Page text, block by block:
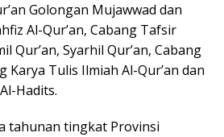
Golongan Mujawwad dan
Al-Qur’an, Cabang Tafsir
Qur’an, Syarhil Qur’an, Cabang
Karya Tulis Ilmiah Al-Qur’an dan
Hadits.
tahunan tingkat Provinsi